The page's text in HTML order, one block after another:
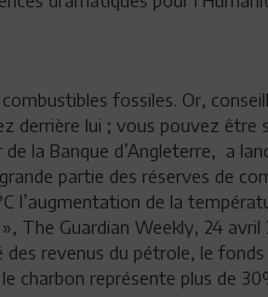
fossiles. Or,
derrière lui ; vous pouvez être
la Banque d’Angleterre, a
partie des réserves de
l’augmentation de la
The Guardian Weekly, 24 avril
revenus du pétrole, le
charbon représente plus de